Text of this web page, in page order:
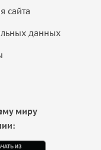
сайта
данных
миру